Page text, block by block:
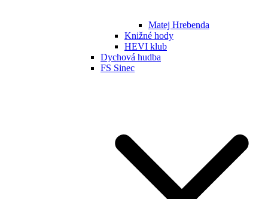
Matej Hrebenda
Knižné hody
HEVI klub
Dychová hudba
FS Sinec